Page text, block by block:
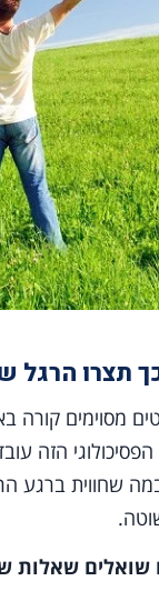
תצרו הרגל
מסוימים קורה
הזה
שחווית ברגע
שואלים שאלות